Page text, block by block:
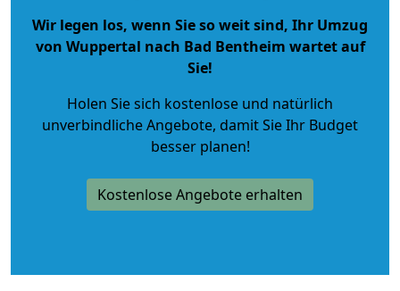
Wir legen los, wenn Sie so weit sind, Ihr Umzug
von Wuppertal nach Bad Bentheim wartet auf
Sie!
Holen Sie sich kostenlose und natürlich
unverbindliche Angebote, damit Sie Ihr Budget
besser planen!
Kostenlose Angebote erhalten